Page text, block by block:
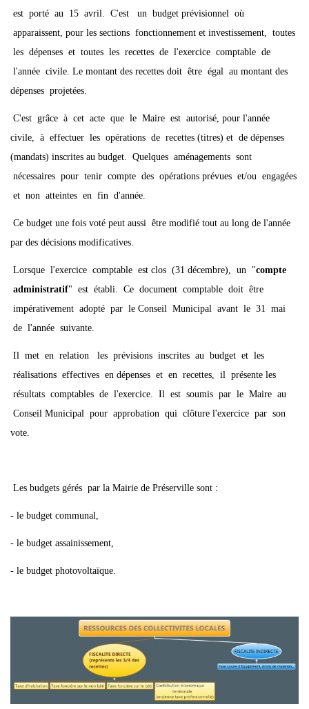
est porté au 15 avril. C'est un budget prévisionnel où
apparaissent, pour les sections fonctionnement et investissement, toutes
les dépenses et toutes les recettes de l'exercice comptable de
l'année civile. Le montant des recettes doit être égal au montant des
dépenses projetées.
C'est grâce à cet acte que le Maire est autorisé, pour l'année
civile, à effectuer les opérations de recettes (titres) et de dépenses
(mandats) inscrites au budget. Quelques aménagements sont
nécessaires pour tenir compte des opérations prévues et/ou engagées
et non atteintes en fin d'année.
Ce budget une fois voté peut aussi être modifié tout au long de l'année
par des décisions modificatives.
Lorsque l'exercice comptable est clos (31 décembre), un "compte
administratif" est établi. Ce document comptable doit être
impérativement adopté par le Conseil Municipal avant le 31 mai
de l'année suivante.
Il met en relation les prévisions inscrites au budget et les
réalisations effectives en dépenses et en recettes, il présente les
résultats comptables de l'exercice. Il est soumis par le Maire au
Conseil Municipal pour approbation qui clôture l'exercice par son
vote.
Les budgets gérés par la Mairie de Préserville sont :
- le budget communal,
- le budget assainissement,
- le budget photovoltaïque.